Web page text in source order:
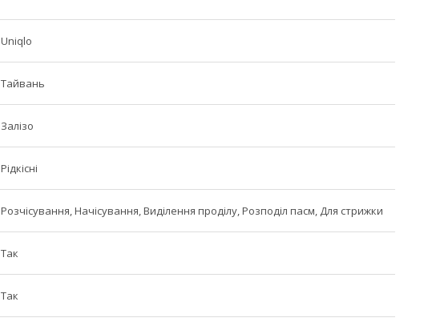
Uniqlo
Тайвань
Залізо
Рідкісні
Розчісування, Начісування, Виділення проділу, Розподіл пасм, Для стрижки
Так
Так